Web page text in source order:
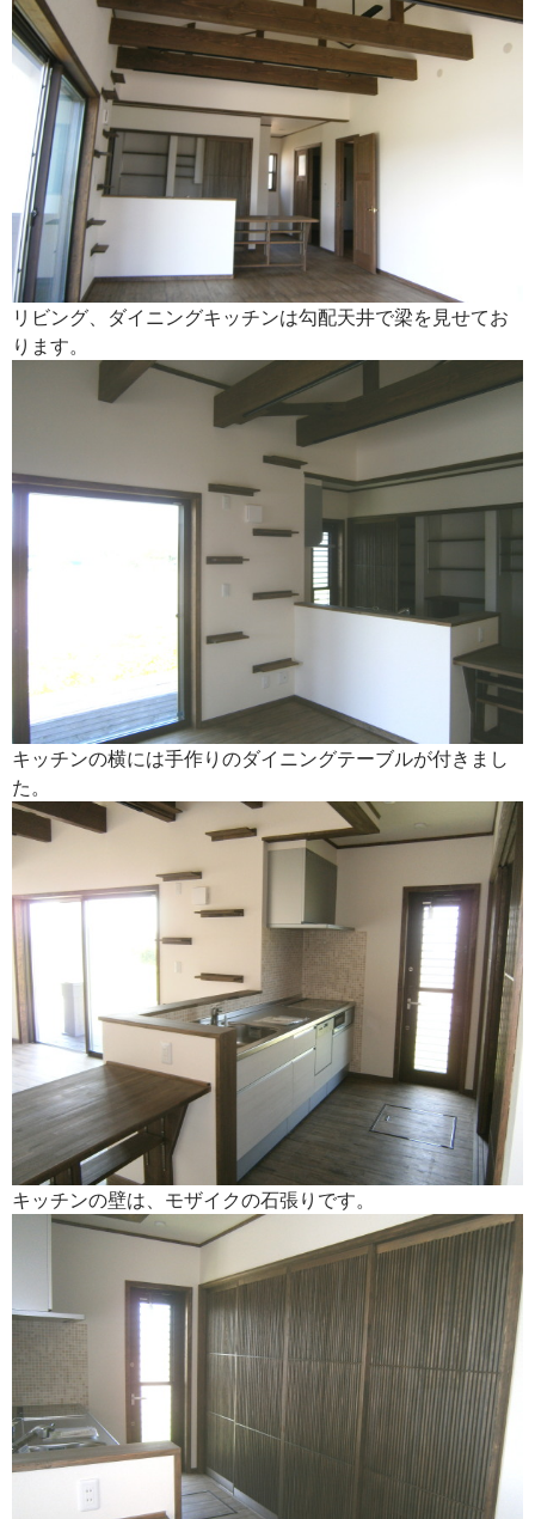
リビング、ダイニングキッチンは勾配天井で梁を見せてお
ります。
キッチンの横には手作りのダイニングテーブルが付きまし
た。
キッチンの壁は、モザイクの石張りです。